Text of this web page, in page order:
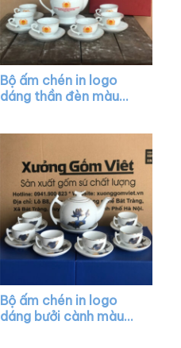
Bộ ấm chén in logo
dáng thần đèn màu
Bộ ấm chén in logo
dáng bưởi cành màu